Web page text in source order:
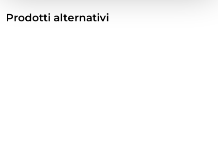
Prodotti alternativi